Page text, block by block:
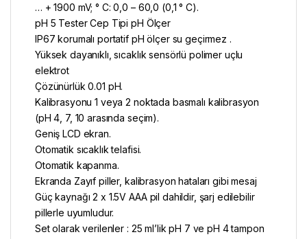
… + 1900 mV; ° C: 0,0 – 60,0 (0,1 ° C).
pH 5 Tester Cep Tipi pH Ölçer
IP67 korumalı portatif pH ölçer su geçirmez .
Yüksek dayanıklı, sıcaklık sensörlü polimer uçlu
elektrot
Çözünürlük 0.01 pH.
Kalibrasyonu 1 veya 2 noktada basmalı kalibrasyon
(pH 4, 7, 10 arasında seçim).
Geniş LCD ekran.
Otomatik sıcaklık telafisi.
Otomatik kapanma.
Ekranda Zayıf piller, kalibrasyon hataları gibi mesaj
Güç kaynağı 2 x 1.5V AAA pil dahildir, şarj edilebilir
pillerle uyumludur.
Set olarak verilenler : 25 ml’lik pH 7 ve pH 4 tampon